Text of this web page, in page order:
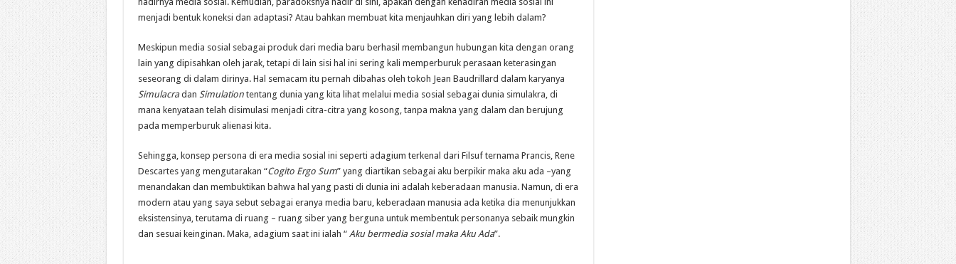
menjadi bentuk koneksi dan adaptasi? Atau bahkan membuat kita menjauhkan diri yang lebih dalam?
Meskipun media sosial sebagai produk dari media baru berhasil membangun hubungan kita dengan orang
lain yang dipisahkan oleh jarak, tetapi di lain sisi hal ini sering kali memperburuk perasaan keterasingan
seseorang di dalam dirinya. Hal semacam itu pernah dibahas oleh tokoh Jean Baudrillard dalam karyanya
Simulacradan Simulation tentang dunia yang kita lihat melalui media sosial sebagai dunia simulakra, di
mana kenyataan telah disimulasi menjadi citra-citra yang kosong, tanpa makna yang dalam dan berujung
pada memperburuk alienasi kita.
Sehingga, konsep persona di era media sosial ini seperti adagium terkenal dari Filsuf ternama Prancis, Rene
Descartes yang mengutarakan “Cogito Ergo Sum” yang diartikan sebagai aku berpikir maka aku ada –yang
menandakan dan membuktikan bahwa hal yang pasti di dunia ini adalah keberadaan manusia. Namun, di era
modern atau yang saya sebut sebagai eranya media baru, keberadaan manusia ada ketika dia menunjukkan
eksistensinya, terutama di ruang – ruang siber yang berguna untuk membentuk personanya sebaik mungkin
dan sesuai keinginan. Maka, adagium saat ini ialah “ Aku bermedia sosial maka Aku Ada”.